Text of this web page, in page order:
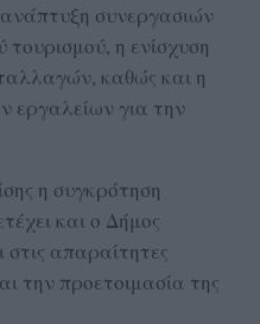
συνεργασιών
τουρισμού, η ενίσχυση
καθώς και η
εργαλείων για την
η συγκρότηση
και ο Δήμος
απαραίτητες
την προετοιμασία της